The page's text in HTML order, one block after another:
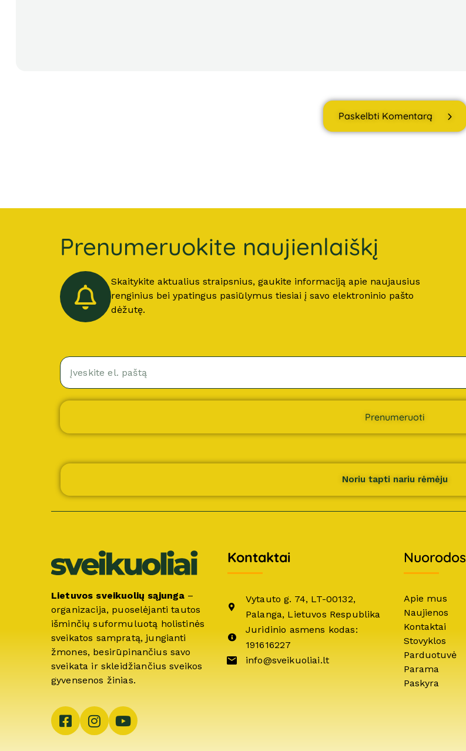
Paskelbti Komentarą
Prenumeruokite naujienlaiškį
Skaitykite aktualius straipsnius, gaukite informaciją apie naujausius
renginius bei ypatingus pasiūlymus tiesiai į savo elektroninio pašto
dėžutę.
Prenumeruoti
Noriu tapti nariu rėmėju
Lietuvos sveikuolių sąjunga –
organizacija, puoselėjanti tautos
išminčių suformuluotą holistinės
sveikatos sampratą, jungianti
žmones, besirūpinančius savo
sveikata ir skleidžiančius sveikos
gyvensenos žinias.
Kontaktai
Vytauto g. 74, LT-00132,
Palanga, Lietuvos Respublika
Juridinio asmens kodas:
191616227
info@sveikuoliai.lt
Nuorodos
Apie mus
Naujienos
Kontaktai
Stovyklos
Parduotuvė
Parama
Paskyra